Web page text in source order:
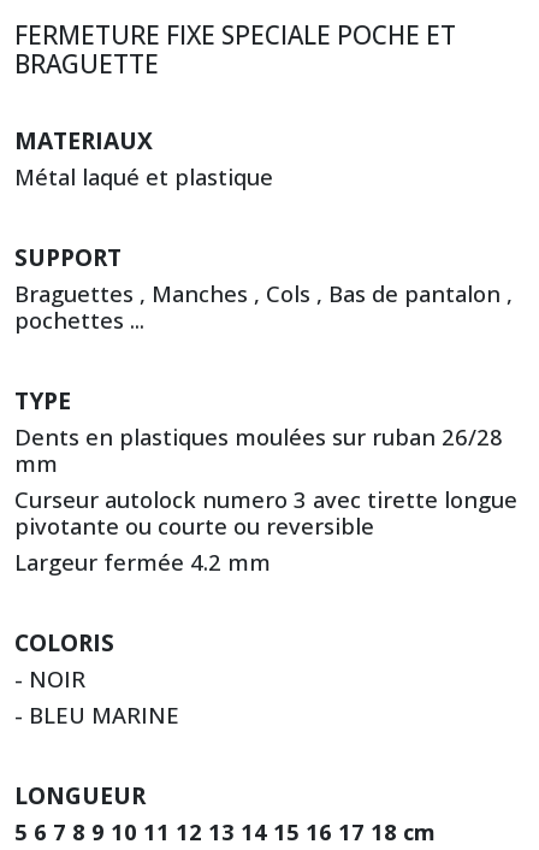
FERMETURE FIXE SPECIALE POCHE ET
BRAGUETTE
MATERIAUX
Métal laqué et plastique
SUPPORT
Braguettes , Manches , Cols , Bas de pantalon ,
pochettes ...
TYPE
Dents en plastiques moulées sur ruban 26/28
mm
Curseur autolock numero 3 avec tirette longue
pivotante ou courte ou reversible
Largeur fermée 4.2 mm
COLORIS
- NOIR
- BLEU MARINE
LONGUEUR
5 6 7 8 9 10 11 12 13 14 15 16 17 18 cm